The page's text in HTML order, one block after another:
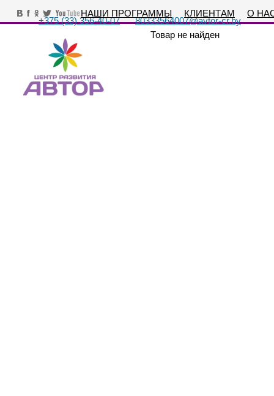
НАШИ ПРОГРАММЫ КЛИЕНТАМ О
+375 (33) 356-40-07
80333564007@avtor-cr.by
Товар не найден